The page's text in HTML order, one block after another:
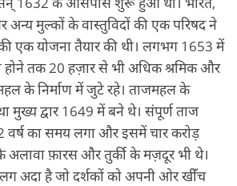
अन्य मुल्कों के वास्तुविदों की एक परिषद ने
एक योजना तैयार की थी। लगभग 1653 में
होने तक 20 हज़ार से भी अधिक श्रमिक और
के निर्माण में जुटे रहे। ताजमहल के
मुख्य द्वार 1649 में बने थे। संपूर्ण ताज
वर्ष का समय लगा और इसमें चार करोड़
अलावा फ़ारस और तुर्की के मज़दूर भी थे।
अदा है जो दर्शकों को अपनी ओर खीँच